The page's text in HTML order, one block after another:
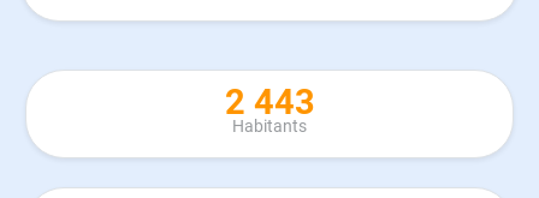
2 443
Habitants